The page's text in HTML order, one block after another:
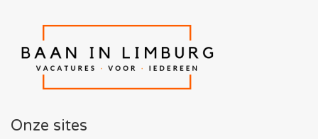
Onze sites